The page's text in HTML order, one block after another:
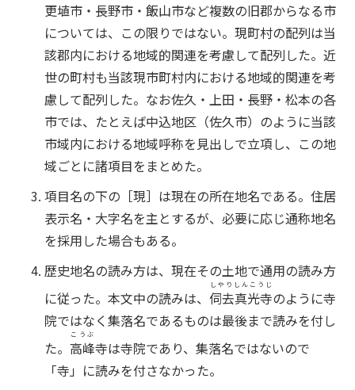
更埴市・長野市・飯山市など複数の旧郡からなる市
については、この限りではない。現町村の配列は当
該郡内における地域的関連を考慮して配列した。近
世の町村も当該現市町村内における地域的関連を考
慮して配列した。なお佐久・上田・長野・松本の各
市では、たとえば中込地区（佐久市）のように当該
市域内における地域呼称を見出しで立項し、この地
域ごとに諸項目をまとめた。
項目名の下の［現］は現在の所在地名である。住居
表示名・大字名を主とするが、必要に応じ通称地名
を採用した場合もある。
歴史地名の読み方は、現在その土地で通用の読み方
に従った。本文中の読みは、 伺去真光寺
しやりしんこうじ
のように寺
院ではなく集落名であるものは最後まで読みを付し
た。 高峰
こうぶ
寺は寺院であり、集落名ではないので
「寺」に読みを付さなかった。